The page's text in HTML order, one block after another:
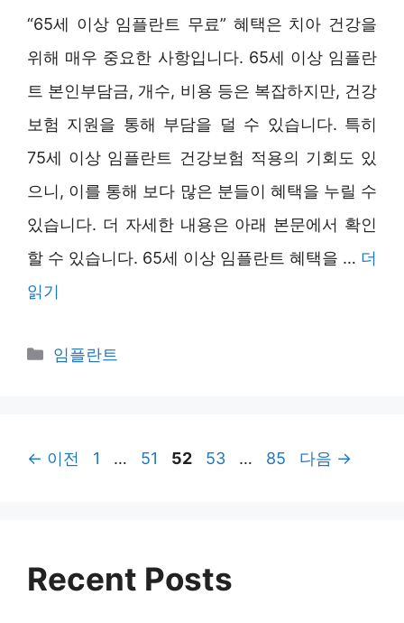
“65세 이상 임플란트 무료” 혜택은 치아 건강을
위해 매우 중요한 사항입니다. 65세 이상 임플란
트 본인부담금, 개수, 비용 등은 복잡하지만, 건강
보험 지원을 통해 부담을 덜 수 있습니다. 특히
75세 이상 임플란트 건강보험 적용의 기회도 있
으니, 이를 통해 보다 많은 분들이 혜택을 누릴 수
있습니다. 더 자세한 내용은 아래 본문에서 확인
할 수 있습니다. 65세 이상 임플란트 혜택을 … 더
읽기
카
임플란트
← 이전
페
1 …
페
51
페
52
페
53 …
페
85 다음 →
Recent Posts